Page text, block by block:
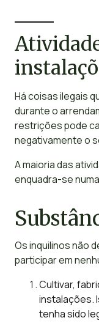
Há coisas ilegais
durante o
restrições pode
negativamente o
A maioria das
enquadra-se
Os inquilinos não
participar em
Cultivar,
instalações.
tenha sido